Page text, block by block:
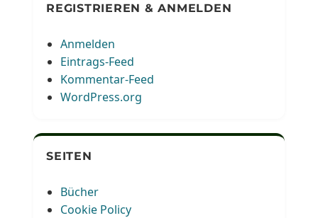
REGISTRIEREN & ANMELDEN
Anmelden
Eintrags-Feed
Kommentar-Feed
WordPress.org
SEITEN
Bücher
Cookie Policy